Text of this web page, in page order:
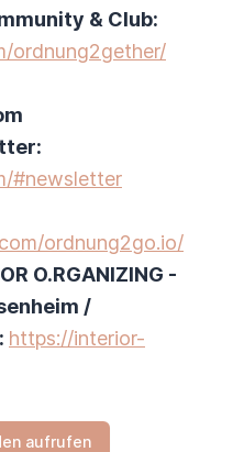
& Club:
ordnung2gether/
#newsletter
ordnung2go.io/
O.RGANIZING -
/
https://interior-
aufrufen